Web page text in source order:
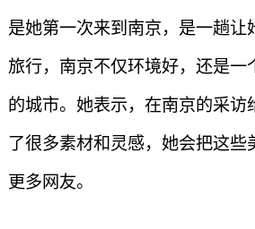
是她第一次来到南京，是一趟让
旅行，南京不仅环境好，还是一
的城市。她表示，在南京的采访
了很多素材和灵感，她会把这些
更多网友。